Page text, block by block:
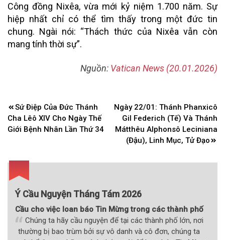
Công đồng Nixêa, vừa mới kỷ niệm 1.700 năm. Sự
hiệp nhất chỉ có thể tìm thấy trong một đức tin
chung. Ngài nói: “Thách thức của Nixêa vẫn còn
mang tính thời sự”.
Nguồn: Vatican News (20.01.2026)
Điều
hướng
bài
Sứ Điệp Của Đức Thánh
Cha Lêô XIV Cho Ngày Thế
Giới Bệnh Nhân Lần Thứ 34
Ngày 22/01: Thánh Phanxicô
Gil Federich (Tế) Và Thánh
Mátthêu Alphonsô Leciniana
(Đậu), Linh Mục, Tử Đạo
Ý Cầu Nguyện Tháng Tám 2026
Cầu cho việc loan báo Tin Mừng trong các thành phố
Chúng ta hãy cầu nguyện để tại các thành phố lớn, nơi
thường bị bao trùm bởi sự vô danh và cô đơn, chúng ta